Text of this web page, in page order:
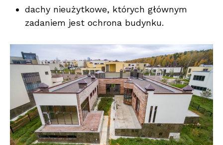
dachy nieużytkowe, których głównym
zadaniem jest ochrona budynku.